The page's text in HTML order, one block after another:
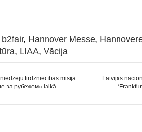
b2fair, Hannover Messe,
, LIAA, Vācija
tirdzniecības misija
за рубежом» laikā
Latvijas